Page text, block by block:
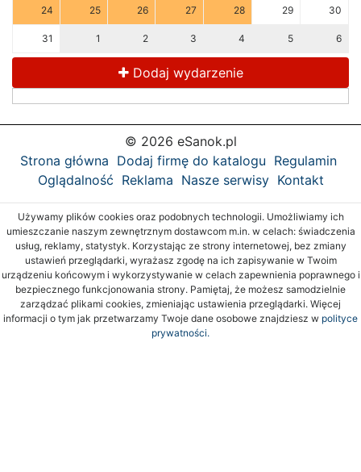
24 25 26 27 28 29 30
31 1 2 3 4 5 6
Dodaj wydarzenie
© 2026 eSanok.pl
Strona główna Dodaj firmę do katalogu Regulamin
Oglądalność Reklama Nasze serwisy Kontakt
Używamy plików cookies oraz podobnych technologii. Umożliwiamy ich
umieszczanie naszym zewnętrznym dostawcom m.in. w celach: świadczenia
usług, reklamy, statystyk. Korzystając ze strony internetowej, bez zmiany
ustawień przeglądarki, wyrażasz zgodę na ich zapisywanie w Twoim
urządzeniu końcowym i wykorzystywanie w celach zapewnienia poprawnego i
bezpiecznego funkcjonowania strony. Pamiętaj, że możesz samodzielnie
zarządzać plikami cookies, zmieniając ustawienia przeglądarki. Więcej
informacji o tym jak przetwarzamy Twoje dane osobowe znajdziesz w polityce
prywatności.